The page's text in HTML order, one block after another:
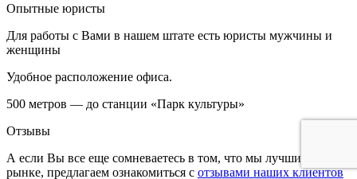
Опытные юристы
Для работы с Вами в нашем штате есть юристы мужчины и
женщины
Удобное расположение офиса.
500 метров — до станции «Парк культуры»
Отзывы
А если Вы все еще сомневаетесь в том, что мы лучшие на
рынке, предлагаем ознакомиться с отзывами наших клиентов